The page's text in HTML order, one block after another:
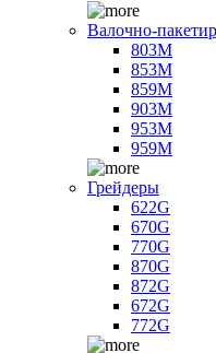
Валочно-
803M
853M
859M
903M
953M
959M
Грейдеры
622G
670G
770G
870G
872G
672G
772G